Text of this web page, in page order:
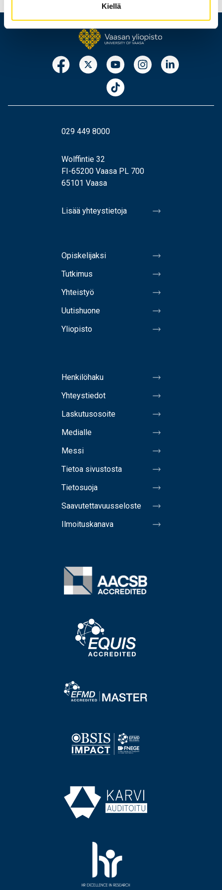
Kiellä
029 449 8000
Wolffintie 32
FI-65200 Vaasa PL 700
65101 Vaasa
Lisää yhteystietoja
Opiskelijaksi
Tutkimus
Yhteistyö
Uutishuone
Yliopisto
Henkilöhaku
Yhteystiedot
Laskutusosoite
Medialle
Messi
Tietoa sivustosta
Tietosuoja
Saavutettavuusseloste
Ilmoituskanava
Image
Image
Image
Image
Image
Image